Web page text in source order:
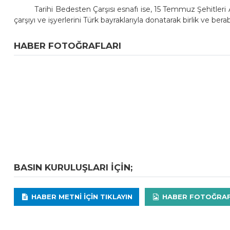
Tarihi Bedesten Çarşısı esnafı ise, 15 Temmuz
çarşıyı ve işyerlerini Türk bayraklarıyla donatarak birlik ve
HABER FOTOĞRAFLARI
BASIN KURULUŞLARI IÇIN;
HABER METNI IÇIN TIKLAYIN HABER